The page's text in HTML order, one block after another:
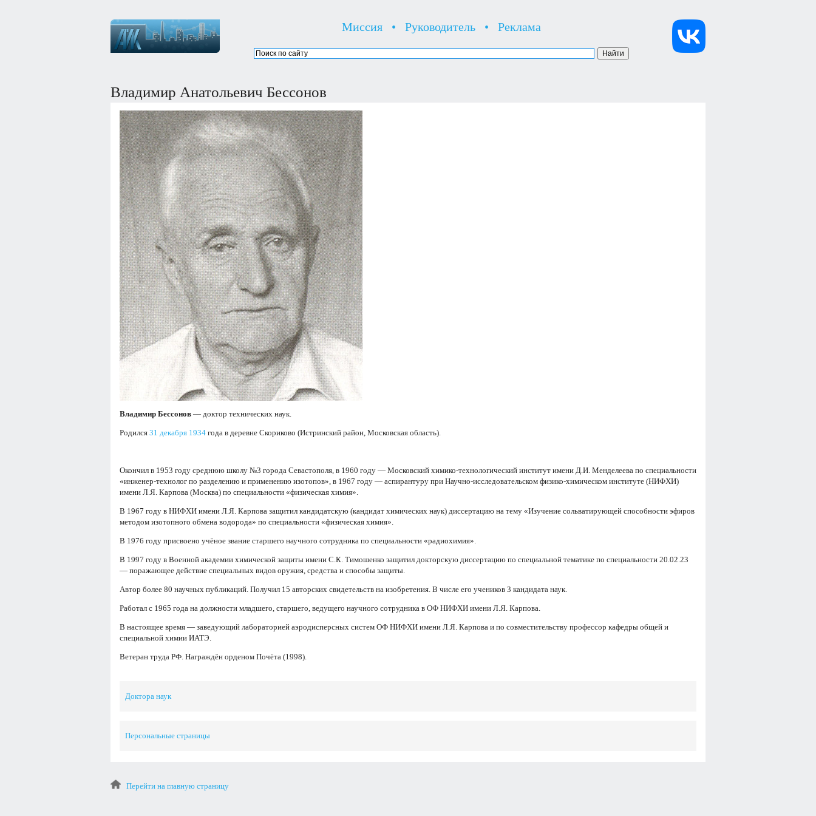
Миссия • Руководитель • Реклама
Владимир Анатольевич Бессонов
Владимир Бессонов — доктор технических наук.
Родился 31 декабря 1934 года в деревне Скориково (Истринский район, Московская область).
Окончил в 1953 году среднюю школу №3 города Севастополя, в 1960 году — Московский химико-технологический институт имени Д.И. Менделеева по специальности
«инженер-технолог по разделению и применению изотопов», в 1967 году — аспирантуру при Научно-исследовательском физико-химическом институте (НИФХИ)
имени Л.Я. Карпова (Москва) по специальности «физическая химия».
В 1967 году в НИФХИ имени Л.Я. Карпова защитил кандидатскую (кандидат химических наук) диссертацию на тему «Изучение сольватирующей способности эфиров
методом изотопного обмена водорода» по специальности «физическая химия».
В 1976 году присвоено учёное звание старшего научного сотрудника по специальности «радиохимия».
В 1997 году в Военной академии химической защиты имени С.К. Тимошенко защитил докторскую диссертацию по специальной тематике по специальности 20.02.23
— поражающее действие специальных видов оружия, средства и способы защиты.
Автор более 80 научных публикаций. Получил 15 авторских свидетельств на изобретения. В числе его учеников 3 кандидата наук.
Работал с 1965 года на должности младшего, старшего, ведущего научного сотрудника в ОФ НИФХИ имени Л.Я. Карпова.
В настоящее время — заведующий лабораторией аэродисперсных систем ОФ НИФХИ имени Л.Я. Карпова и по совместительству профессор кафедры общей и
специальной химии ИАТЭ.
Ветеран труда РФ. Награждён орденом Почёта (1998).
Доктора наук
Персональные страницы
Перейти на главную страницу